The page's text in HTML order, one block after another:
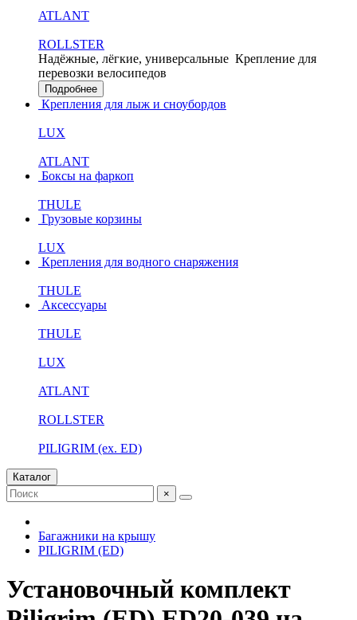
ATLANT
ROLLSTER
Надёжные, лёгкие, универсальные Крепление для
перевозки велосипедов
Подробнее
Крепления для лыж и сноубордов
LUX
ATLANT
Боксы на фаркоп
THULE
Грузовые корзины
LUX
Крепления для водного снаряжения
THULE
Аксессуары
THULE
LUX
ATLANT
ROLLSTER
PILIGRIM (ex. ED)
Каталог
×
Багажники на крышу
PILIGRIM (ED)
Установочный комплект